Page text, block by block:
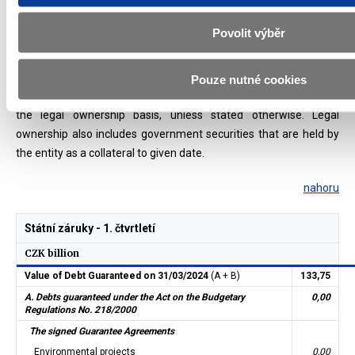
Povolit výběr
Pouze nutné cookies
Loans from international financial institutions and European
operations, state-issued promissory notes and unpaid principals
of government securities
Reported data show the distribution of government securities on
the legal ownership basis, unless stated otherwise. Legal
ownership also includes government securities that are held by
the entity as a collateral to given date.
nahoru
CZK billion
Státní záruky - 1. čtvrtletí
Value of Debt Guaranteed on 31/03/2024 (A + B)
133,75
A. Debts guaranteed under the Act on the Budgetary
Regulations No. 218/2000
0,00
The signed Guarantee Agreements
Environmental projects
0,00